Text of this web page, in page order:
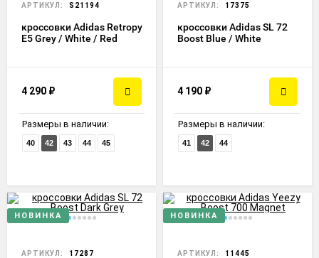
АРТИКУЛ: S21194
кроссовки Adidas Retropy
E5 Grey / White / Red
4 290 ₽
Размеры в наличии:
40 42 43 44 45
АРТИКУЛ: 17375
кроссовки Adidas SL 72
Boost Blue / White
4 190 ₽
Размеры в наличии:
41 42 44
НОВИНКА
АРТИКУЛ: 17287
НОВИНКА
АРТИКУЛ: 11445